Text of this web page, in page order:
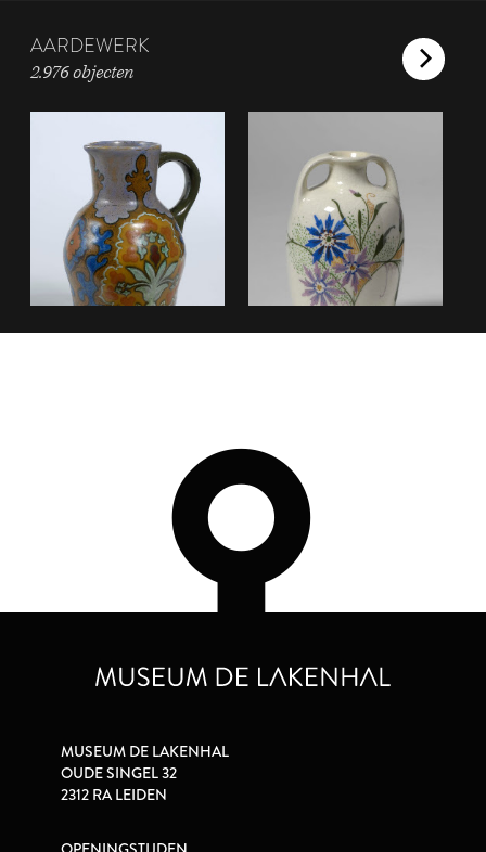
AARDEWERK
2.976 objecten
MUSEUM DE LAKENHAL
OUDE SINGEL 32
2312 RA LEIDEN